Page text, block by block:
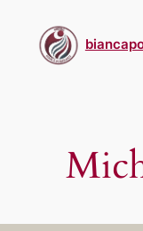
content